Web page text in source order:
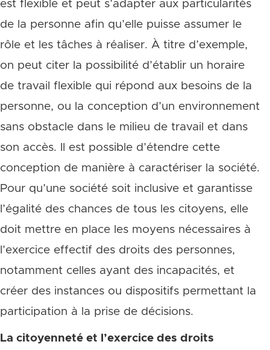
est flexible et peut s’adapter aux particularités
de la personne afin qu’elle puisse assumer le
rôle et les tâches à réaliser. À titre d’exemple,
on peut citer la possibilité d’établir un horaire
de travail flexible qui répond aux besoins de la
personne, ou la conception d’un environnement
sans obstacle dans le milieu de travail et dans
son accès. Il est possible d’étendre cette
conception de manière à caractériser la société.
Pour qu’une société soit inclusive et garantisse
l’égalité des chances de tous les citoyens, elle
doit mettre en place les moyens nécessaires à
l’exercice effectif des droits des personnes,
notamment celles ayant des incapacités, et
créer des instances ou dispositifs permettant la
participation à la prise de décisions.
La citoyenneté et l’exercice des droits